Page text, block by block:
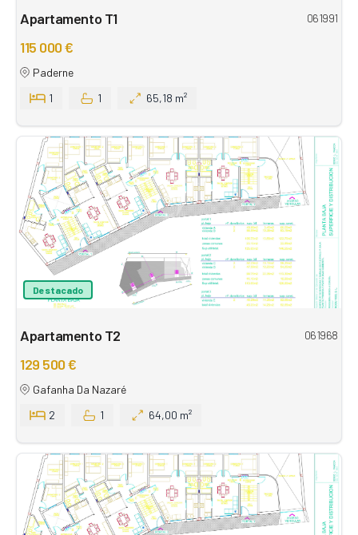
Apartamento T1 061991
115 000 €
Paderne
1
1 65,18 m²
Destacado
Apartamento T2 061968
129 500 €
Gafanha Da Nazaré
2
1 64,00 m²